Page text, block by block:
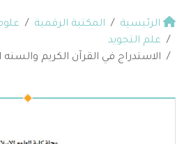
الرئيسية المكتبة الرقمية
علم التجويد
الاستدراج في القرآن الكريم والسنه